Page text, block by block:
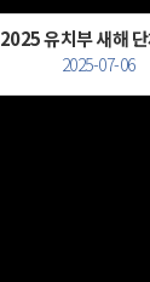
2025 유치부 새해
2025-07-06